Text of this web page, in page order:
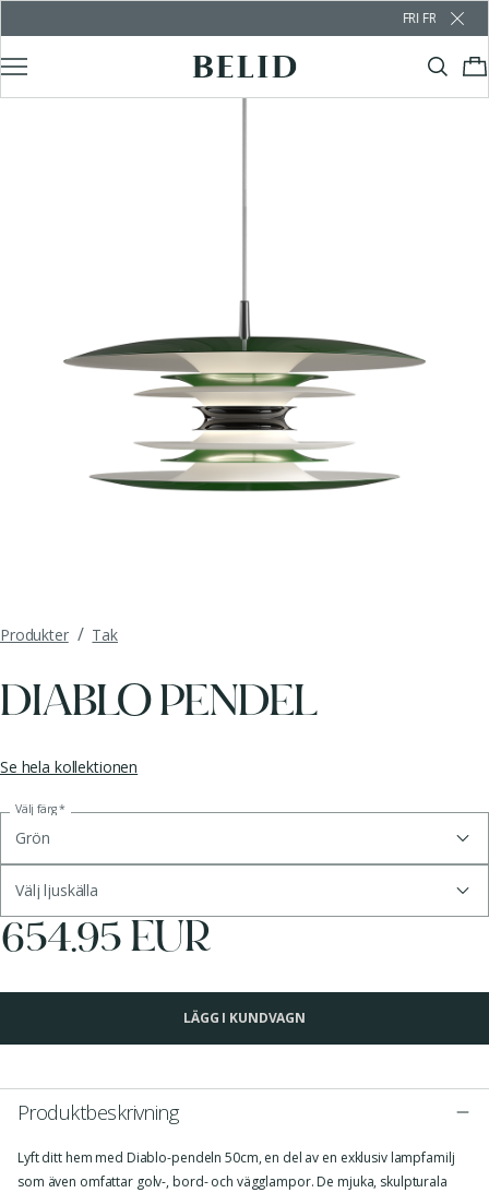
FRI FRAKT ÖVER
Produkter / Tak
DIABLO PENDEL
Se hela kollektionen
Välj färg*
Grön
Välj ljuskälla
654.95 EUR
LÄGG I KUNDVAGN
Produktbeskrivning
Lyft ditt hem med Diablo-pendeln 50cm, en del av en exklusiv lampfamilj
som även omfattar golv-, bord- och vägglampor. De mjuka, skulpturala